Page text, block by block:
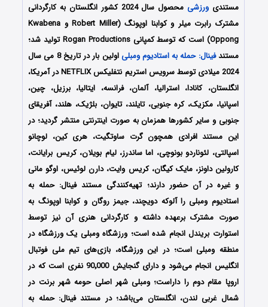
مستندیورزشی
محصول سال 2024 کشور انگلستان به کارگردانی
مشترک رابرت میلر و کوابنا اوپونگ (Robert Miller و Kwabena
Oppong) است که توسط کمپانی Rogan Productions تولید شد؛
مستندفینال: حمله به استادیوم ومبلی
اولین بار در تاریخ 8 می سال
2024 میلادی توسط سرویس استریم نتفلیکس NETFLIX در آمریکا،
انگلستان، کانادا، استرالیا، آلمان، فرانسه، ایتالیا، برزیل، چین،
اسپانیا، مکزیک، کره جنوبی، تایلند، تایوان، بلژیک، هلند، آفریقای
جنوبی و سایر کشورها همزمان به صورت اینترنتی منتشر گردید؛ در
این مستند افرادی همچون گرت ساوتگیت، هری کین، لوچانو
اسپالتی، لئوناردو بونوچی، اما ساندرز، لیام بویلان، کریس برایانت،
کارولین داونز، مایک کیگان، کریس وایت، دارن لوئیس، اوگو مانی
و غیره در آن حضور دارند؛ تهیه‌کنندگی مستند فینال: حمله به
استادیوم ومبلی را آلوکه دویچند، جیمز روگان و کوابنا اوپونگ به
صورت مشترک برعهده داشته و کارگردانی هنری آن نیز توسط
استوارت بریندل انجام شده است؛ ورزشگاه ومبلی یک ورزشگاه در
منطقه ومبلی است؛ در این ورزشگاه، بازی‌های تیم ملی فوتبال
انگلیس انجام می‌شود و دارای گنجایش 90٬000 نفری است که در
اروپا مقام دوم را داراست؛ ومبلی شهر اصلی حومه شهر برنت در
شمال غربی لندن، انگلستان می‌باشد؛ در مستند فینال: حمله به